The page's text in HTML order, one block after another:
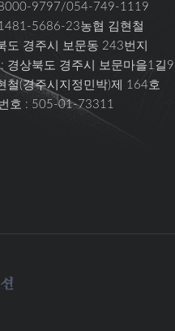
9797/054-749-1119
5686-23농협 김현철
도 경주시 보문동 243번지
경상북도 경주시 보문마을1길9
철(경주시지정민박)제 164호
호 : 505-01-73311